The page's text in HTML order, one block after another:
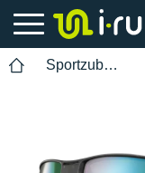
Sportzubehör